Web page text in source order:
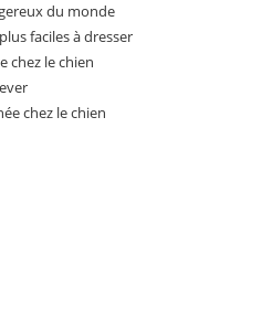
du monde
faciles à dresser
chez le chien
chez le chien